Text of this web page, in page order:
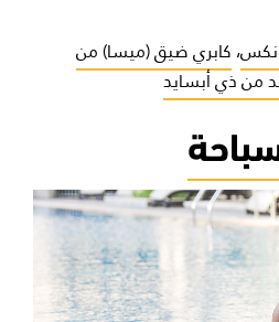
نكس،كابري ضيق (ميسا) من
من ذي أبسايد